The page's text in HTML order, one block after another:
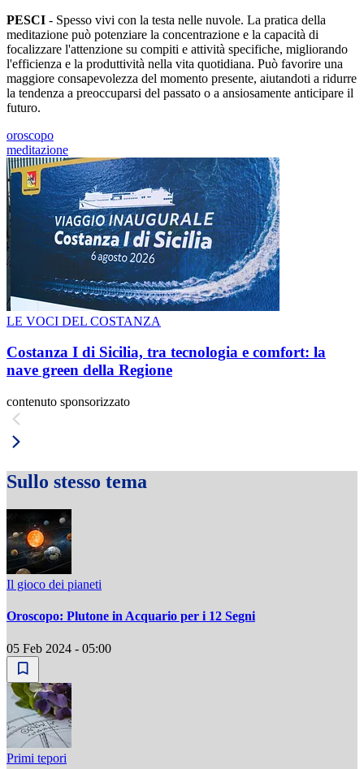
PESCI - Spesso vivi con la testa nelle nuvole. La pratica della
meditazione può potenziare la concentrazione e la capacità di
focalizzare l'attenzione su compiti e attività specifiche, migliorando
l'efficienza e la produttività nella vita quotidiana. Può favorire una
maggiore consapevolezza del momento presente, aiutandoti a ridurre
la tendenza a preoccuparsi del passato o a ansiosamente anticipare il
futuro.
oroscopo
meditazione
LE VOCI DEL COSTANZA
Costanza I di Sicilia, tra tecnologia e comfort: la
nave green della Regione
contenuto sponsorizzato
Sullo stesso tema
Il gioco dei pianeti
Oroscopo: Plutone in Acquario per i 12 Segni
05 Feb 2024 - 05:00
Primi tepori